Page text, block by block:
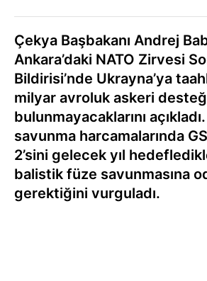
Çekya Başbakanı Andrej
Ankara’daki NATO Zirvesi
Bildirisi’nde Ukrayna’ya
milyar avroluk askeri
bulunmayacaklarını
savunma harcamalarında
2’sini gelecek yıl
balistik füze savunmasına
gerektiğini vurguladı.